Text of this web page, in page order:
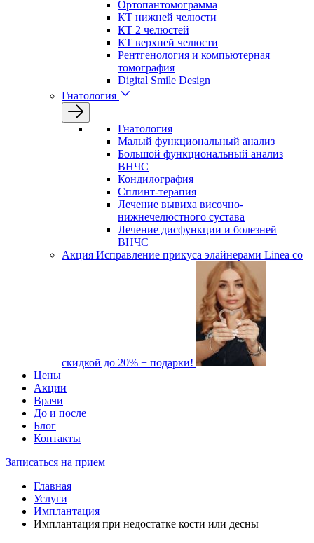
Ортопантомограмма
КТ нижней челюсти
КТ 2 челюстей
КТ верхней челюсти
Рентгенология и компьютерная
томография
Digital Smile Design
Гнатология
Гнатология
Малый функциональный анализ
Большой функциональный анализ
ВНЧС
Кондилография
Сплинт-терапия
Лечение вывиха височно-
нижнечелюстного сустава
Лечение дисфункции и болезней
ВНЧС
Акция Исправление прикуса элайнерами Linea со
скидкой до 20% + подарки!
Цены
Акции
Врачи
До и после
Блог
Контакты
Записаться на прием
Главная
Услуги
Имплантация
Имплантация при недостатке кости или десны